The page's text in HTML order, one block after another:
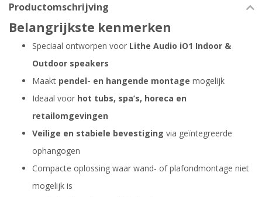
Productomschrijving
Belangrijkste kenmerken
Speciaal ontworpen voor Lithe Audio iO1 Indoor &
Outdoor speakers
Maakt pendel- en hangende montage mogelijk
Ideaal voor hot tubs, spa’s, horeca en
retailomgevingen
Veilige en stabiele bevestiging via geïntegreerde
ophangogen
Compacte oplossing waar wand- of plafondmontage niet
mogelijk is